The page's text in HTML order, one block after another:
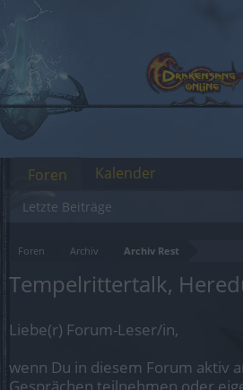
Foren Archiv Archiv Rest
Tempelrittertalk,
Liebe(r) Forum-Leser/in,
wenn Du in diesem Forum aktiv
Foren
Letzte Beiträge
Kalender